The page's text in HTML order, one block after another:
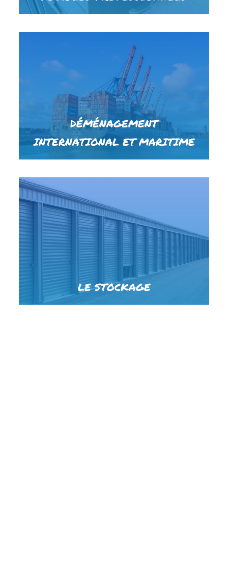
DÉMÉNAGEMENT
INTERNATIONAL ET MARITIME
LE STOCKAGE